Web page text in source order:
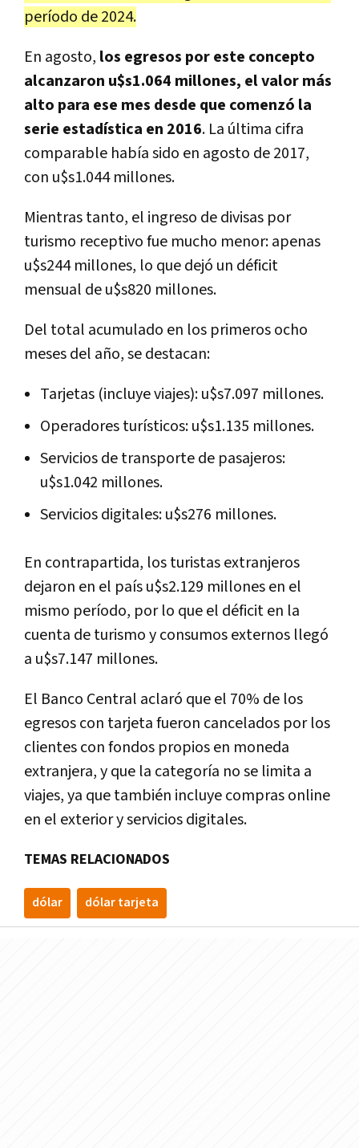
período de 2024.
En agosto, los egresos por este concepto
alcanzaron u$s1.064 millones, el valor más
alto para ese mes desde que comenzó la
serie estadística en 2016. La última cifra
comparable había sido en agosto de 2017,
con u$s1.044 millones.
Mientras tanto, el ingreso de divisas por
turismo receptivo fue mucho menor: apenas
u$s244 millones, lo que dejó un déficit
mensual de u$s820 millones.
Del total acumulado en los primeros ocho
meses del año, se destacan:
Tarjetas (incluye viajes): u$s7.097 millones.
Operadores turísticos: u$s1.135 millones.
Servicios de transporte de pasajeros:
u$s1.042 millones.
Servicios digitales: u$s276 millones.
En contrapartida, los turistas extranjeros
dejaron en el país u$s2.129 millones en el
mismo período, por lo que el déficit en la
cuenta de turismo y consumos externos llegó
a u$s7.147 millones.
El Banco Central aclaró que el 70% de los
egresos con tarjeta fueron cancelados por los
clientes con fondos propios en moneda
extranjera, y que la categoría no se limita a
viajes, ya que también incluye compras online
en el exterior y servicios digitales.
TEMAS RELACIONADOS
dólar dólar tarjeta